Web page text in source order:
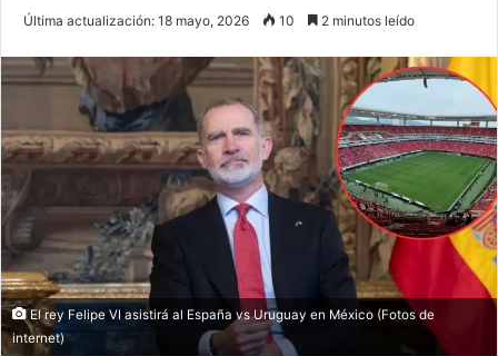
an
Última actualización: 18 mayo, 2026 10 2 minutos leído
El rey Felipe VI asistirá al España vs Uruguay en México (Fotos de
internet)